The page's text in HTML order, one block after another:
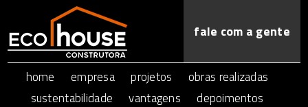
fale com a gente
home empresa projetos
obras realizadas
sustentabilidade
vantagens depoimentos